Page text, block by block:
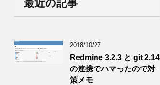
最近の記事
2018/10/27
Redmine 3.2.3 と git 2.14
の連携でハマったので対
策メモ